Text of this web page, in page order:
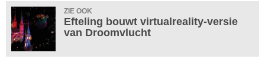
ZIE OOK
Efteling bouwt virtualreality-versie
van Droomvlucht